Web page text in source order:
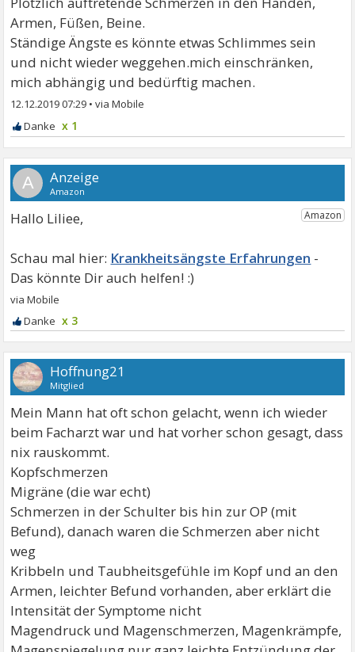
Armen, Füßen, Beine.
Ständige Ängste es könnte etwas Schlimmes sein
und nicht wieder weggehen.mich einschränken,
mich abhängig und bedürftig machen.
12.12.2019 07:29 •
x 1
A
Hallo Liliee,
Krankheitsängste Erfahrungen
x 3
Hoffnung21
Mitglied
Mein Mann hat oft schon gelacht, wenn ich wieder
beim Facharzt war und hat vorher schon gesagt, dass
nix rauskommt.
Kopfschmerzen
Migräne (die war echt)
Schmerzen in der Schulter bis hin zur OP (mit
Befund), danach waren die Schmerzen aber nicht
weg
Kribbeln und Taubheitsgefühle im Kopf und an den
Armen, leichter Befund vorhanden, aber erklärt die
Intensität der Symptome nicht
Magendruck und Magenschmerzen, Magenkrämpfe,